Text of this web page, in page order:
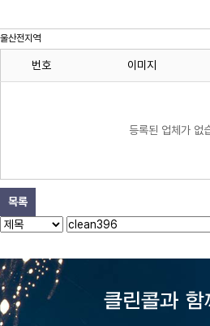
울산전지역
번호 이미지
등록된 업체가 없
목록